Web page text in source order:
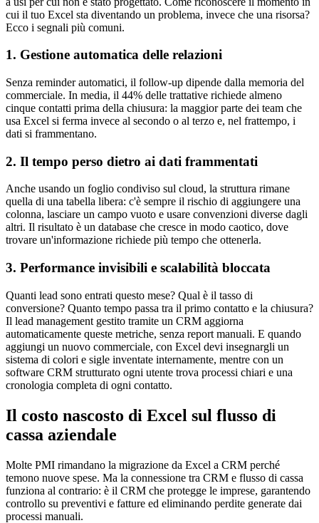
cui il tuo Excel sta diventando un problema, invece che una risorsa?
Ecco i segnali più comuni.
1. Gestione automatica delle relazioni
Senza reminder automatici, il follow-up dipende dalla memoria del
commerciale. In media, il 44% delle trattative richiede almeno
cinque contatti prima della chiusura: la maggior parte dei team che
usa Excel si ferma invece al secondo o al terzo e, nel frattempo, i
dati si frammentano.
2. Il tempo perso dietro ai dati frammentati
Anche usando un foglio condiviso sul cloud, la struttura rimane
quella di una tabella libera: c'è sempre il rischio di aggiungere una
colonna, lasciare un campo vuoto e usare convenzioni diverse dagli
altri. Il risultato è un database che cresce in modo caotico, dove
trovare un'informazione richiede più tempo che ottenerla.
3. Performance invisibili e scalabilità bloccata
Quanti lead sono entrati questo mese? Qual è il tasso di
conversione? Quanto tempo passa tra il primo contatto e la chiusura?
Il lead management gestito tramite un CRM aggiorna
automaticamente queste metriche, senza report manuali. E quando
aggiungi un nuovo commerciale, con Excel devi insegnargli un
sistema di colori e sigle inventate internamente, mentre con un
software CRM strutturato ogni utente trova processi chiari e una
cronologia completa di ogni contatto.
Il costo nascosto di Excel sul flusso di
cassa aziendale
Molte PMI rimandano la migrazione da Excel a CRM perché
temono nuove spese. Ma la connessione tra CRM e flusso di cassa
funziona al contrario: è il CRM che protegge le imprese, garantendo
controllo su preventivi e fatture ed eliminando perdite generate dai
processi manuali.